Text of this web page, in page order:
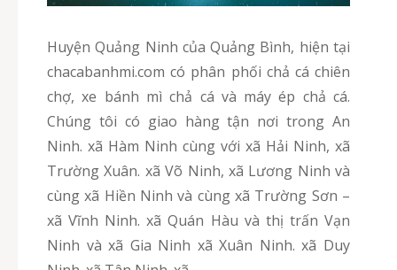
Huyện Quảng Ninh của Quảng Bình, hiện tại
chacabanhmi.com có phân phối chả cá chiên
chợ, xe bánh mì chả cá và máy ép chả cá.
Chúng tôi có giao hàng tận nơi trong An
Ninh. xã Hàm Ninh cùng với xã Hải Ninh, xã
Trường Xuân. xã Võ Ninh, xã Lương Ninh và
cùng xã Hiền Ninh và cùng xã Trường Sơn –
xã Vĩnh Ninh. xã Quán Hàu và thị trấn Vạn
Ninh và xã Gia Ninh xã Xuân Ninh. xã Duy